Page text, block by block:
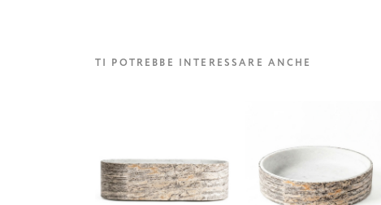
TI POTREBBE INTERESSARE ANCHE